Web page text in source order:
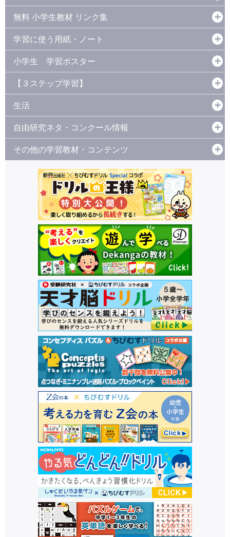
無料 小学生教材 リンク集
学習に使う用紙・ノート
小学生 学習ポスター
【３ステップ学習】
生活
自由研究ネタ・コンクール情報
その他の学習教材・コンテンツ